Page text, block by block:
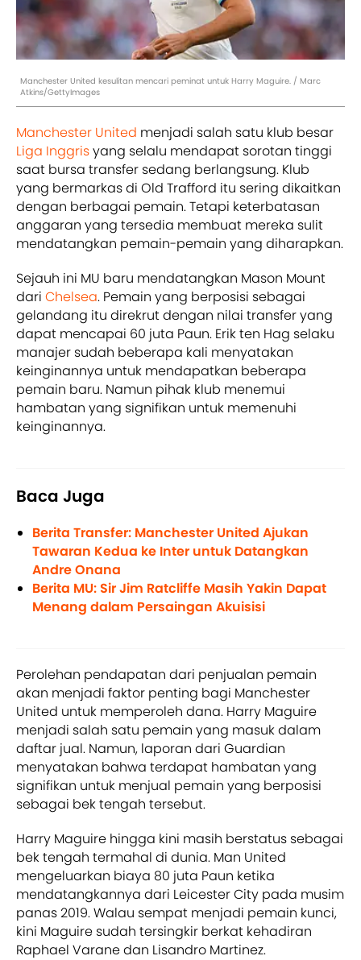
Manchester United kesulitan mencari peminat untuk Harry Maguire. / Marc
Atkins/GettyImages
Manchester United menjadi salah satu klub besar
Liga Inggrisyang selalu mendapat sorotan tinggi
saat bursa transfer sedang berlangsung. Klub
yang bermarkas di Old Trafford itu sering dikaitkan
dengan berbagai pemain. Tetapi keterbatasan
anggaran yang tersedia membuat mereka sulit
mendatangkan pemain-pemain yang diharapkan.
Sejauh ini MU baru mendatangkan Mason Mount
dari Chelsea. Pemain yang berposisi sebagai
gelandang itu direkrut dengan nilai transfer yang
dapat mencapai 60 juta Paun. Erik ten Hag selaku
manajer sudah beberapa kali menyatakan
keinginannya untuk mendapatkan beberapa
pemain baru. Namun pihak klub menemui
hambatan yang signifikan untuk memenuhi
keinginannya.
Baca Juga
Berita Transfer: Manchester United Ajukan
Tawaran Kedua ke Inter untuk Datangkan
Andre Onana
Berita MU: Sir Jim Ratcliffe Masih Yakin Dapat
Menang dalam Persaingan Akuisisi
Perolehan pendapatan dari penjualan pemain
akan menjadi faktor penting bagi Manchester
United untuk memperoleh dana. Harry Maguire
menjadi salah satu pemain yang masuk dalam
daftar jual. Namun, laporan dari Guardian
menyatakan bahwa terdapat hambatan yang
signifikan untuk menjual pemain yang berposisi
sebagai bek tengah tersebut.
Harry Maguire hingga kini masih berstatus sebagai
bek tengah termahal di dunia. Man United
mengeluarkan biaya 80 juta Paun ketika
mendatangkannya dari Leicester City pada musim
panas 2019. Walau sempat menjadi pemain kunci,
kini Maguire sudah tersingkir berkat kehadiran
Raphael Varane dan Lisandro Martinez.